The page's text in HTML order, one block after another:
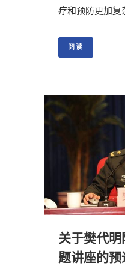
疗和预防更加复
阅读
关于樊代
题讲座的预